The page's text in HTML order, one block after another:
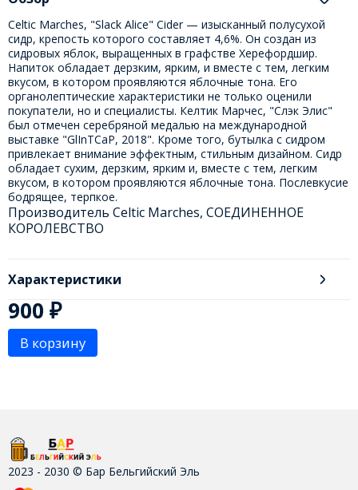
Celtic Marches, "Slack Alice" Cider — изысканный полусухой
сидр, крепость которого составляет 4,6%. Он создан из
сидровых яблок, выращенных в графстве Херефордшир.
Напиток обладает дерзким, ярким, и вместе с тем, легким
вкусом, в котором проявляются яблочные тона. Его
органолептические характеристики не только оценили
покупатели, но и специалисты. Келтик Марчес, "Слэк Элис"
был отмечен серебряной медалью на международной
выставке "GlInTCaP, 2018". Кроме того, бутылка с сидром
привлекает внимание эффектным, стильным дизайном. Сидр
обладает сухим, дерзким, ярким и, вместе с тем, легким
вкусом, в котором проявляются яблочные тона. Послевкусие
бодрящее, терпкое.
Производитель Celtic Marches, СОЕДИНЕННОЕ
КОРОЛЕВСТВО
Характеристики
900 ₽
В корзину
2023 - 2030 © Бар Бельгийский Эль